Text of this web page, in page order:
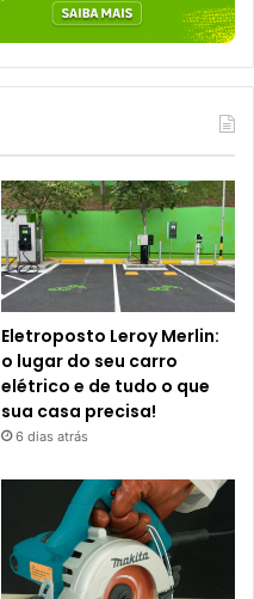
Eletroposto Leroy Merlin:
o lugar do seu carro
elétrico e de tudo o que
sua casa precisa!
6 dias atrás